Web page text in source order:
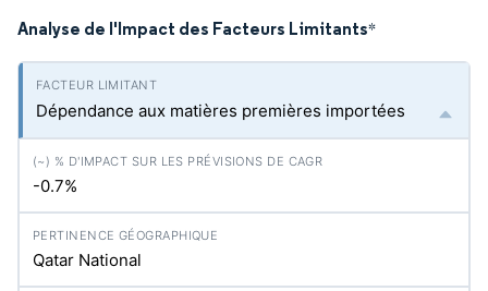
Analyse de l'Impact des Facteurs Limitants*
Dépendance aux matières premières importées
-0.7%
Qatar National